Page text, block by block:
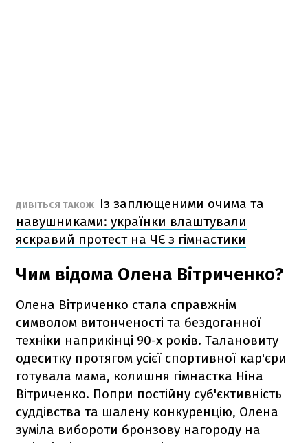
ДИВІТЬСЯ ТАКОЖ
Із заплющеними очима та
навушниками: українки влаштували
яскравий протест на ЧЄ з гімнастики
Чим відома Олена Вітриченко?
Олена Вітриченко стала справжнім
символом витонченості та бездоганної
техніки наприкінці 90-х років. Талановиту
одеситку протягом усієї спортивної кар'єри
готувала мама, колишня гімнастка Ніна
Вітриченко. Попри постійну суб'єктивність
суддівства та шалену конкуренцію, Олена
зуміла вибороти бронзову нагороду на